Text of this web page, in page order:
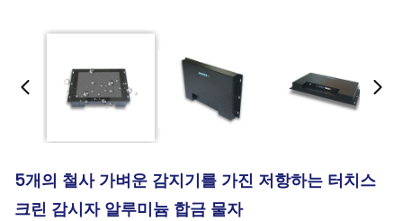
5개의 철사 가벼운 감지기를 가진 저항하는 터치스
크린 감시자 알루미늄 합금 물자